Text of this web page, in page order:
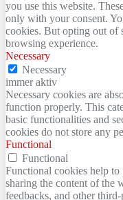
you use this website.
only with your consent.
cookies. But opting out of
browsing experience.
Necessary
Necessary
immer aktiv
Necessary cookies are
function properly. This
basic functionalities and
cookies do not store any
Functional
Functional
Functional cookies help
sharing the content of the
feedbacks, and other